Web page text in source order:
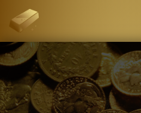
Panneau de gestion des cookies